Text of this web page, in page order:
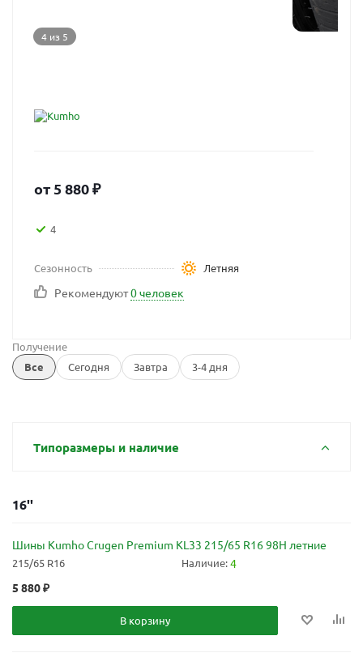
4 из 5
от 5 880₽
4
Сезонность Летняя
Рекомендуют0 человек
Получение
Все
Сегодня Завтра 3-4 дня
Типоразмеры и наличие
16''
Шины Kumho Crugen Premium KL33 215/65 R16 98H летние
215/65 R16 Наличие:4
5 880₽
В корзину